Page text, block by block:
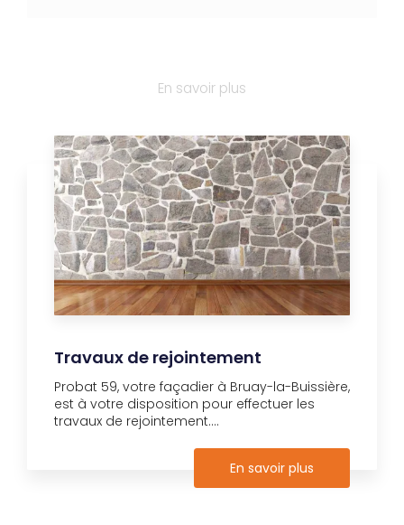
En savoir plus
Travaux de rejointement
Probat 59, votre façadier à Bruay-la-Buissière,
est à votre disposition pour effectuer les
travaux de rejointement....
En savoir plus